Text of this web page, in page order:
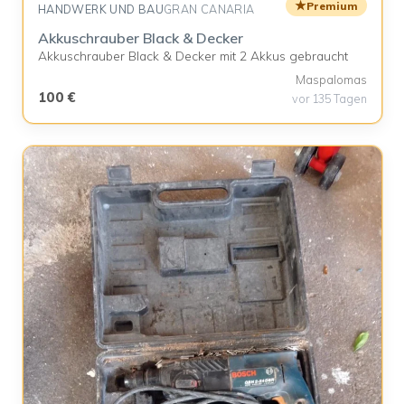
HANDWERK UND BAUGRAN CANARIA ★Premium
Akkuschrauber Black & Decker
Akkuschrauber Black & Decker mit 2 Akkus gebraucht
100 €
Maspalomas
vor 135 Tagen